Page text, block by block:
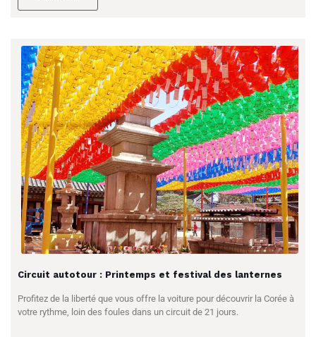
Circuit autotour : Printemps et festival des lanternes
Profitez de la liberté que vous offre la voiture pour découvrir la Corée à
votre rythme, loin des foules dans un circuit de 21 jours.